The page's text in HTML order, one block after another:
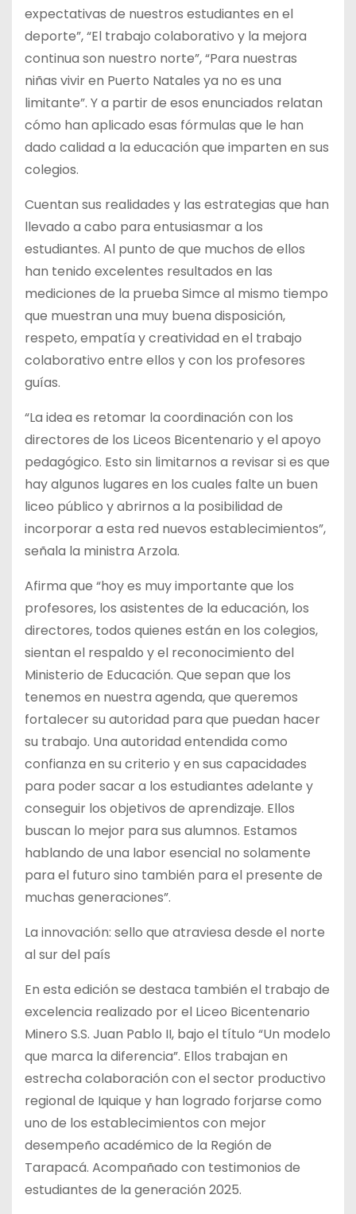
expectativas de nuestros estudiantes en el
deporte”, “El trabajo colaborativo y la mejora
continua son nuestro norte”, “Para nuestras
niñas vivir en Puerto Natales ya no es una
limitante”. Y a partir de esos enunciados relatan
cómo han aplicado esas fórmulas que le han
dado calidad a la educación que imparten en sus
colegios.
Cuentan sus realidades y las estrategias que han
llevado a cabo para entusiasmar a los
estudiantes. Al punto de que muchos de ellos
han tenido excelentes resultados en las
mediciones de la prueba Simce al mismo tiempo
que muestran una muy buena disposición,
respeto, empatía y creatividad en el trabajo
colaborativo entre ellos y con los profesores
guías.
“La idea es retomar la coordinación con los
directores de los Liceos Bicentenario y el apoyo
pedagógico. Esto sin limitarnos a revisar si es que
hay algunos lugares en los cuales falte un buen
liceo público y abrirnos a la posibilidad de
incorporar a esta red nuevos establecimientos”,
señala la ministra Arzola.
Afirma que “hoy es muy importante que los
profesores, los asistentes de la educación, los
directores, todos quienes están en los colegios,
sientan el respaldo y el reconocimiento del
Ministerio de Educación. Que sepan que los
tenemos en nuestra agenda, que queremos
fortalecer su autoridad para que puedan hacer
su trabajo. Una autoridad entendida como
confianza en su criterio y en sus capacidades
para poder sacar a los estudiantes adelante y
conseguir los objetivos de aprendizaje. Ellos
buscan lo mejor para sus alumnos. Estamos
hablando de una labor esencial no solamente
para el futuro sino también para el presente de
muchas generaciones”.
La innovación: sello que atraviesa desde el norte
al sur del país
En esta edición se destaca también el trabajo de
excelencia realizado por el Liceo Bicentenario
Minero S.S. Juan Pablo II, bajo el título “Un modelo
que marca la diferencia”. Ellos trabajan en
estrecha colaboración con el sector productivo
regional de Iquique y han logrado forjarse como
uno de los establecimientos con mejor
desempeño académico de la Región de
Tarapacá. Acompañado con testimonios de
estudiantes de la generación 2025.